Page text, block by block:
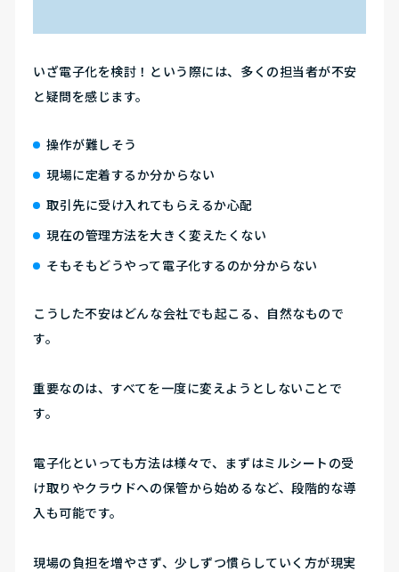
いざ電子化を検討！という際には、多くの担当者が不安
と疑問を感じます。
操作が難しそう
現場に定着するか分からない
取引先に受け入れてもらえるか心配
現在の管理方法を大きく変えたくない
そもそもどうやって電子化するのか分からない
こうした不安はどんな会社でも起こる、自然なもので
す。
重要なのは、すべてを一度に変えようとしないことで
す。
電子化といっても方法は様々で、 まずはミルシートの受
け取りやクラウドへの保管から始めるなど、段階的な導
入も可能です。
現場の負担を増やさず、少しずつ慣らしていく方が現実